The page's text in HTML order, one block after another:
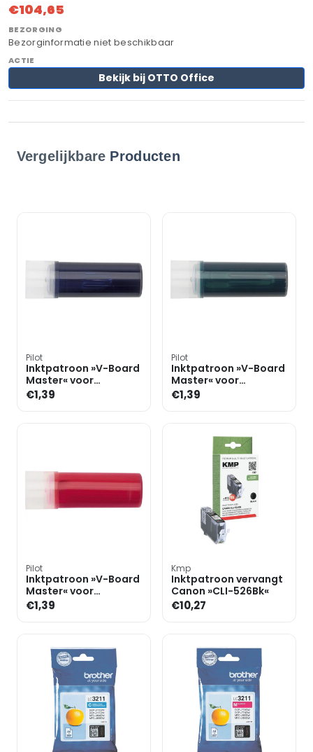
€104,65
Bezorginformatie niet beschikbaar
Bekijk bij OTTO Office
Vergelijkbare Producten
Pilot
Inktpatroon »V-Board
Master« voor
whiteboard markers
€1,39
Pilot
Inktpatroon »V-Board
Master« voor
whiteboard markers
€1,39
Pilot
Inktpatroon »V-Board
Master« voor
whiteboard markers
€1,39
Kmp
Inktpatroon vervangt
Canon »CLI-526Bk«
€10,27